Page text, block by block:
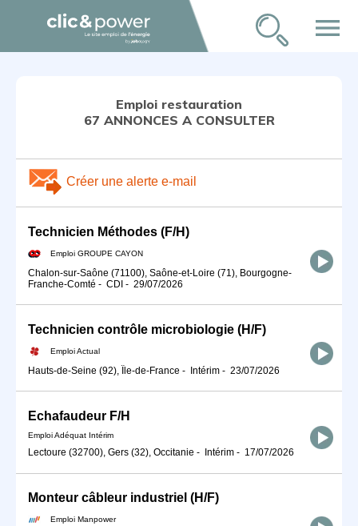
menu
Emploi restauration
67 ANNONCES A CONSULTER
Créer une alerte e-mail
Technicien Méthodes (F/H)
Emploi GROUPE CAYON
Chalon-sur-Saône (71100), Saône-et-Loire (71), Bourgogne-
Franche-Comté - CDI - 29/07/2026
Technicien contrôle microbiologie (H/F)
Emploi Actual
Hauts-de-Seine (92), Île-de-France - Intérim - 23/07/2026
Echafaudeur F/H
Emploi Adéquat Intérim
Lectoure (32700), Gers (32), Occitanie - Intérim - 17/07/2026
Monteur câbleur industriel (H/F)
Emploi Manpower